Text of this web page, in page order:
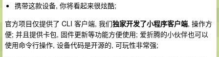
携带这款设备, 你将看起来很炫酷;
官方项目仅提供了 CLI 客户端, 我们独家开发了小程序客户端, 操作方
便; 并且提供卡包, 固件更新等功能方便使用; 爱折腾的小伙伴也可以
使用命令行操作, 设备代码是开源的, 可玩性非常强;